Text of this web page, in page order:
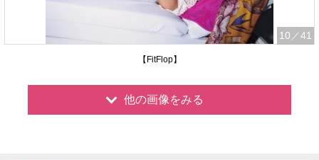
10 ／41
【FitFlop】
他の画像をみる